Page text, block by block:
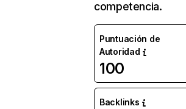
competencia.
Puntuación de
Autoridad
100
Backlinks